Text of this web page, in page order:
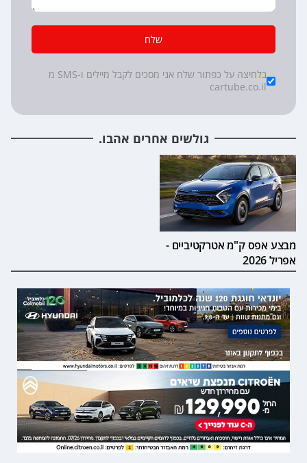
שלח
Checkboxes
*
בלחיצה על כפתור שלח אני מסכים לקבל מיילים ו-SMS מ
cartube.co.il
גולשים אחרים אהבו.
מבצע אפס ק"מ אטרקטיביים -
אפריל 2026